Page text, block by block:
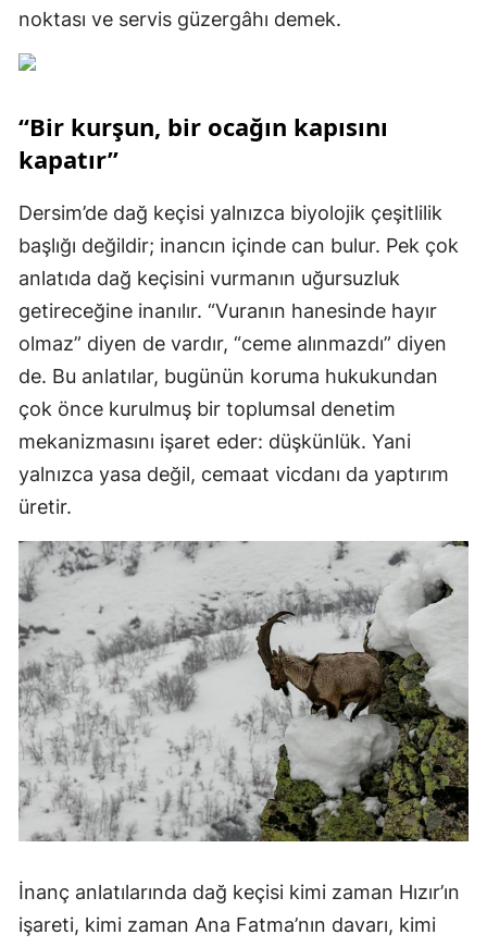
noktası ve servis güzergâhı demek.
“Bir kurşun, bir ocağın kapısını
kapatır”
Dersim’de dağ keçisi yalnızca biyolojik çeşitlilik
başlığı değildir; inancın içinde can bulur. Pek çok
anlatıda dağ keçisini vurmanın uğursuzluk
getireceğine inanılır. “Vuranın hanesinde hayır
olmaz” diyen de vardır, “ceme alınmazdı” diyen
de. Bu anlatılar, bugünün koruma hukukundan
çok önce kurulmuş bir toplumsal denetim
mekanizmasını işaret eder: düşkünlük. Yani
yalnızca yasa değil, cemaat vicdanı da yaptırım
üretir.
İnanç anlatılarında dağ keçisi kimi zaman Hızır’ın
işareti, kimi zaman Ana Fatma’nın davarı, kimi